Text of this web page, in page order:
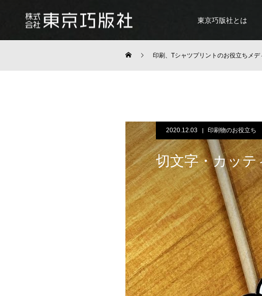
東京巧版社とは
印刷、Tシャツプリントのお役立ちメデ
2020.12.03 印刷物のお役立ち
切文字・カッ